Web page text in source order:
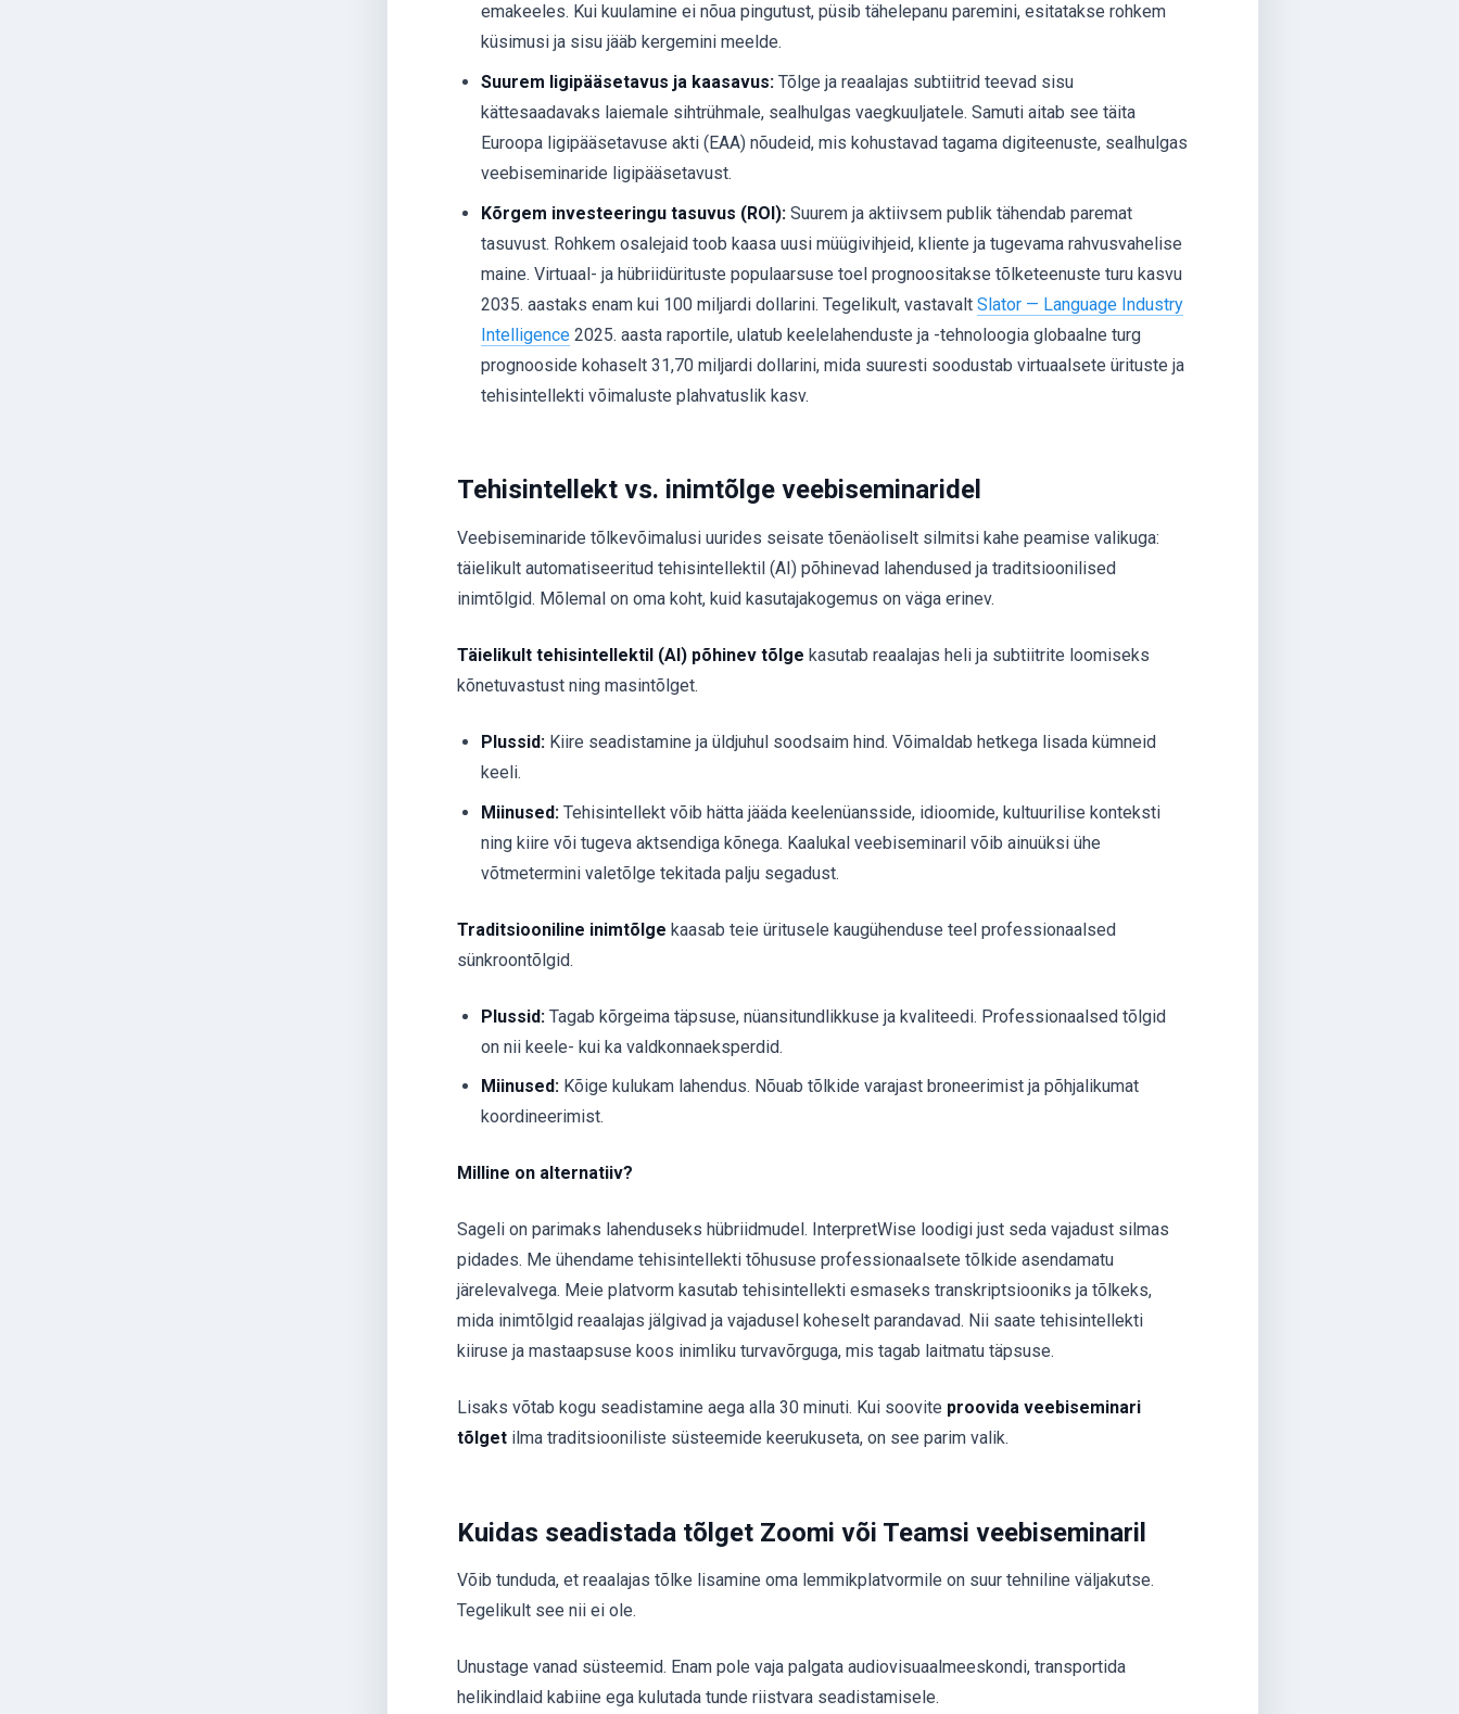
emakeeles. Kui kuulamine ei nõua pingutust, püsib tähelepanu paremini, esitatakse rohkem
küsimusi ja sisu jääb kergemini meelde.
Suurem ligipääsetavus ja kaasavus: Tõlge ja reaalajas subtiitrid teevad sisu
kättesaadavaks laiemale sihtrühmale, sealhulgas vaegkuuljatele. Samuti aitab see täita
Euroopa ligipääsetavuse akti (EAA) nõudeid, mis kohustavad tagama digiteenuste, sealhulgas
veebiseminaride ligipääsetavust.
Kõrgem investeeringu tasuvus (ROI): Suurem ja aktiivsem publik tähendab paremat
tasuvust. Rohkem osalejaid toob kaasa uusi müügivihjeid, kliente ja tugevama rahvusvahelise
maine. Virtuaal- ja hübriidürituste populaarsuse toel prognoositakse tõlketeenuste turu kasvu
2035. aastaks enam kui 100 miljardi dollarini. Tegelikult, vastavaltSlator — Language Industry
Intelligence 2025. aasta raportile, ulatub keelelahenduste ja -tehnoloogia globaalne turg
prognooside kohaselt 31,70 miljardi dollarini, mida suuresti soodustab virtuaalsete ürituste ja
tehisintellekti võimaluste plahvatuslik kasv.
Tehisintellekt vs. inimtõlge veebiseminaridel
Veebiseminaride tõlkevõimalusi uurides seisate tõenäoliselt silmitsi kahe peamise valikuga:
täielikult automatiseeritud tehisintellektil (AI) põhinevad lahendused ja traditsioonilised
inimtõlgid. Mõlemal on oma koht, kuid kasutajakogemus on väga erinev.
Täielikult tehisintellektil (AI) põhinev tõlge kasutab reaalajas heli ja subtiitrite loomiseks
kõnetuvastust ning masintõlget.
Plussid: Kiire seadistamine ja üldjuhul soodsaim hind. Võimaldab hetkega lisada kümneid
keeli.
Miinused: Tehisintellekt võib hätta jääda keelenüansside, idioomide, kultuurilise konteksti
ning kiire või tugeva aktsendiga kõnega. Kaalukal veebiseminaril võib ainuüksi ühe
võtmetermini valetõlge tekitada palju segadust.
Traditsiooniline inimtõlge kaasab teie üritusele kaugühenduse teel professionaalsed
sünkroontõlgid.
Plussid: Tagab kõrgeima täpsuse, nüansitundlikkuse ja kvaliteedi. Professionaalsed tõlgid
on nii keele- kui ka valdkonnaeksperdid.
Miinused: Kõige kulukam lahendus. Nõuab tõlkide varajast broneerimist ja põhjalikumat
koordineerimist.
Milline on alternatiiv?
Sageli on parimaks lahenduseks hübriidmudel. InterpretWise loodigi just seda vajadust silmas
pidades. Me ühendame tehisintellekti tõhususe professionaalsete tõlkide asendamatu
järelevalvega. Meie platvorm kasutab tehisintellekti esmaseks transkriptsiooniks ja tõlkeks,
mida inimtõlgid reaalajas jälgivad ja vajadusel koheselt parandavad. Nii saate tehisintellekti
kiiruse ja mastaapsuse koos inimliku turvavõrguga, mis tagab laitmatu täpsuse.
Lisaks võtab kogu seadistamine aega alla 30 minuti. Kui soovite proovida veebiseminari
tõlget ilma traditsiooniliste süsteemide keerukuseta, on see parim valik.
Kuidas seadistada tõlget Zoomi või Teamsi veebiseminaril
Võib tunduda, et reaalajas tõlke lisamine oma lemmikplatvormile on suur tehniline väljakutse.
Tegelikult see nii ei ole.
Unustage vanad süsteemid. Enam pole vaja palgata audiovisuaalmeeskondi, transportida
helikindlaid kabiine ega kulutada tunde riistvara seadistamisele.